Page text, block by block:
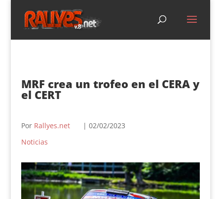
MRF crea un trofeo en el CERA y
el CERT
Por Rallyes.net
| 02/02/2023
Noticias